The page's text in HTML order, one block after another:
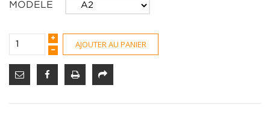
MODELE
AJOUTER AU PANIER